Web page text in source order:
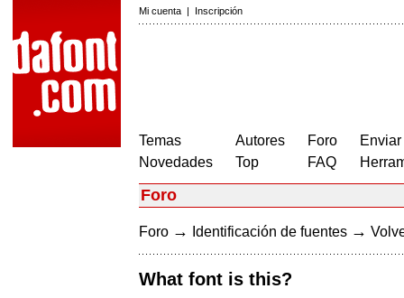
Mi cuenta | Inscripción
Temas
Novedades
Autores
Top
Foro
FAQ
Foro
Foro → Identificación de fuentes →
What font is this?